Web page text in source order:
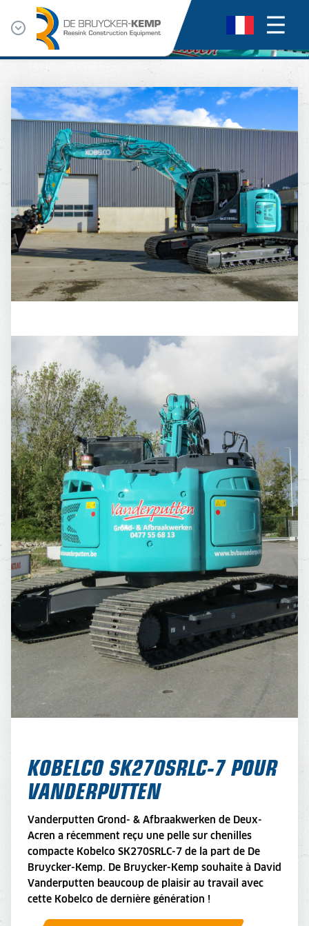
KOBELCO SK270SRLC-7 POUR
VANDERPUTTEN
Vanderputten Grond- & Afbraakwerken de Deux-
Acren a récemment reçu une pelle sur chenilles
compacte Kobelco SK270SRLC-7 de la part de De
Bruycker-Kemp. De Bruycker-Kemp souhaite à David
Vanderputten beaucoup de plaisir au travail avec
cette Kobelco de dernière génération !